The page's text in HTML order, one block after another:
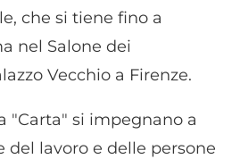
che si tiene fino a
nel Salone dei
Vecchio a Firenze.
"Carta" si impegnano a
del lavoro e delle persone